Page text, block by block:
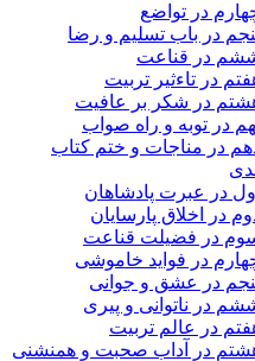
در تواضع
در باب تسلیم و رضا
در قناعت
در تاءثیر تربیت
در شکر بر عافیت
در توبه و راه صواب
در مناجات و ختم کتاب
در عبرت پادشاهان
در اخلاق پارسایان
در فضیلت قناعت
در فواید خاموشى
در عشق و جوانى
در ناتوانى و پیرى
در عالم تربیت
در آداب صحبت و همنشنى